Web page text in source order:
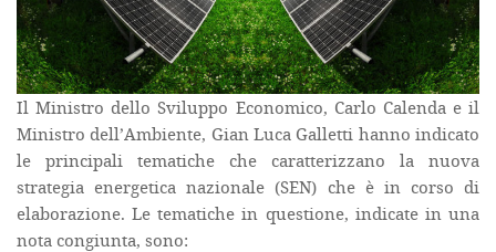
Il Ministro dello Sviluppo Economico, Carlo Calenda e il
Ministro dell’Ambiente, Gian Luca Galletti hanno indicato
le principali tematiche che caratterizzano la nuova
strategia energetica nazionale (SEN) che è in corso di
elaborazione. Le tematiche in questione, indicate in una
nota congiunta, sono: